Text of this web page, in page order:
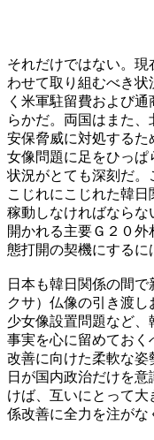
それだけではない。
わせて取り組むべき
く米軍駐留費および
らかだ。両国はまた
安保脅威に対処する
女像問題に足をひっぱ
状況がとても深刻だ
こじれにこじれた韓
稼動しなければなら
開かれる主要Ｇ２０
態打開の契機にするに
日本も韓日関係の間
クサ）仏像の引き渡し
少女像設置問題など
事実を心に留めてお
改善に向けた柔軟な
日が国内政治だけを
けば、互いにとって
係改善に全力を注がな